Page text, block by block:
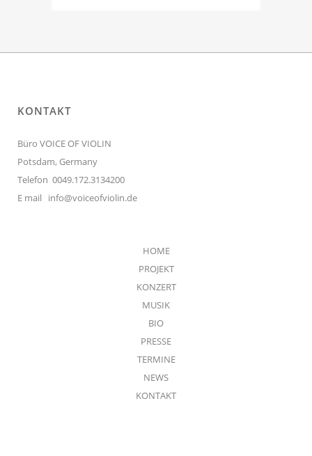
KONTAKT
Büro VOICE OF VIOLIN
Potsdam, Germany
Telefon 0049.172.3134200
E mail info@voiceofviolin.de
HOME
PROJEKT
KONZERT
MUSIK
BIO
PRESSE
TERMINE
NEWS
KONTAKT